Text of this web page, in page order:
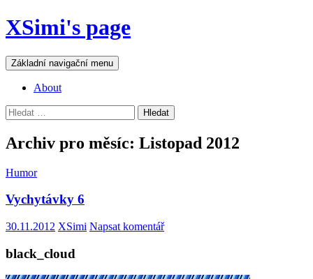
Přejít
k
webu
XSimi's page
Hledat
Základní navigační menu
About
Vyhledávání
Archiv pro měsíc: Listopad 2012
Humor
Vychytávky 6
30.11.2012 XSimi Napsat komentář
black_cloud